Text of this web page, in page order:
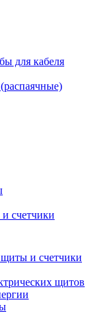
для кабеля
счетчики
и счетчики
щитов